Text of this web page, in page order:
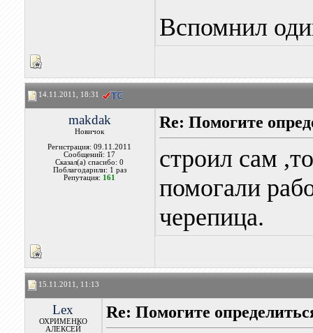
Вспомнил
14.11.2011, 18:31
makdak
Новичок
Регистрация: 09.11.2011
Сообщений: 17
Сказал(а) спасибо: 0
Поблагодарили: 1 раз
Репутация: 161
Re: Помогите
строил сам
помогали
черепица.
15.11.2011, 11:13
Lex
ОХРИМЕНКО
АЛЕКСЕЙ
Re: Помогите